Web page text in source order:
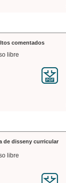
comentados
libre
de disseny curricular
libre